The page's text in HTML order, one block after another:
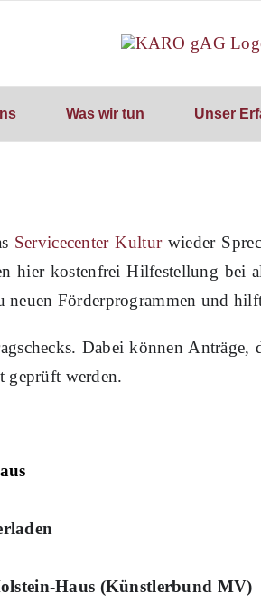
Was wir tun Unser
Servicecenter Kultur wieder
hier kostenfrei Hilfestellung bei
Förderprogrammen und
Dabei können
geprüft werden.
Haus (Künstlerbund MV)